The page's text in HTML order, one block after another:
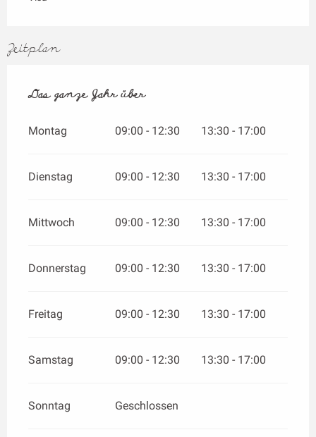
Zeitplan
Das ganze Jahr über
Das ganze Jahr über
Montag 09:00 - 12:30 13:30 - 17:00
Dienstag 09:00 - 12:30 13:30 - 17:00
Mittwoch 09:00 - 12:30 13:30 - 17:00
Donnerstag 09:00 - 12:30 13:30 - 17:00
Freitag 09:00 - 12:30 13:30 - 17:00
Samstag 09:00 - 12:30 13:30 - 17:00
Sonntag Geschlossen